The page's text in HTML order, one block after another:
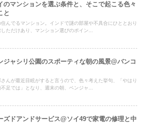
のマンションを選ぶ条件と、そこで起こる色々
と
住んでるマンション。インドで謎の部屋や不具合にひととおり
ただけあり、マンション選びのポイン...
ジャシリ公園のスポーティな朝の風景@バンコ
さんが最近目眩がすると言うので、色々考えた挙句、「やはり
不足では」となり、週末の朝、ベンジャ...
ズドアンドサービス@ソイ49で家電の修理と中